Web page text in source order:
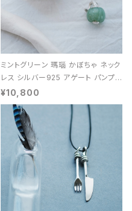
ミントグリーン 瑪瑙 かぼちゃ ネック
レス シルバー925 アゲート パンプキ
ン 天然石 レディース
¥10,800